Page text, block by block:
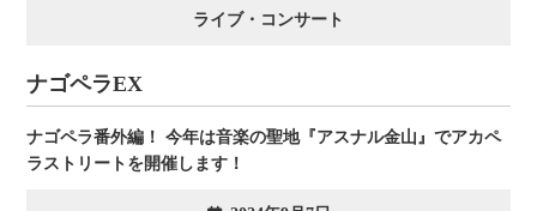
ライブ・コンサート
ナゴペラEX
ナゴペラ番外編！ 今年は音楽の聖地『アスナル金山』でアカペ
ラストリートを開催します！